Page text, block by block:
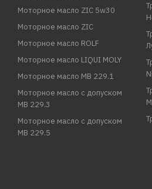
Моторное масло ZIC 5w30
Моторное масло ZIC
Моторное масло ROLF
Моторное масло LIQUI MOLY
Моторное масло MB 229.1
Моторное масло с допуском
MB 229.3
Моторное масло с допуском
MB 229.5